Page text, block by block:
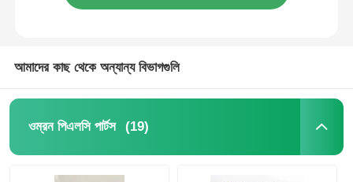
আমাদের কাছ থেকে অন্যান্য বিভাগগুলি
ওম্রন পিএলসি পার্টস (19)